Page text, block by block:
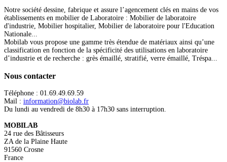
Notre société dessine, fabrique et assure l’agencement clés en mains de vos
établissements en mobilier de Laboratoire : Mobilier de laboratoire
d'industrie, Mobilier hospitalier, Mobilier de laboratoire pour l'Education
Nationale...
Mobilab vous propose une gamme très étendue de matériaux ainsi qu’une
classification en fonction de la spécificité des utilisations en laboratoire
d’industrie et de recherche : grès émaillé, stratifié, verre émaillé, Tréspa...
Nous contacter
Téléphone : 01.69.49.69.59
Mail : information@biolab.fr
Du lundi au vendredi de 8h30 à 17h30 sans interruption.
MOBILAB
24 rue des Bâtisseurs
ZA de la Plaine Haute
91560 Crosne
France